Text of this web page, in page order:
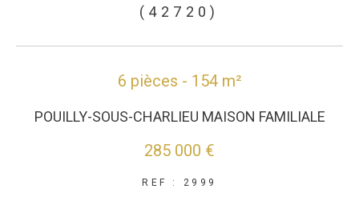
(42720)
6 pièces - 154 m²
POUILLY-SOUS-CHARLIEU MAISON FAMILIALE
285 000 €
REF : 2999